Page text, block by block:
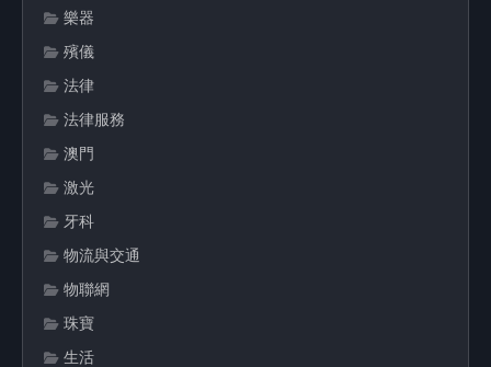
樂器
殯儀
法律
法律服務
澳門
激光
牙科
物流與交通
物聯網
珠寶
生活